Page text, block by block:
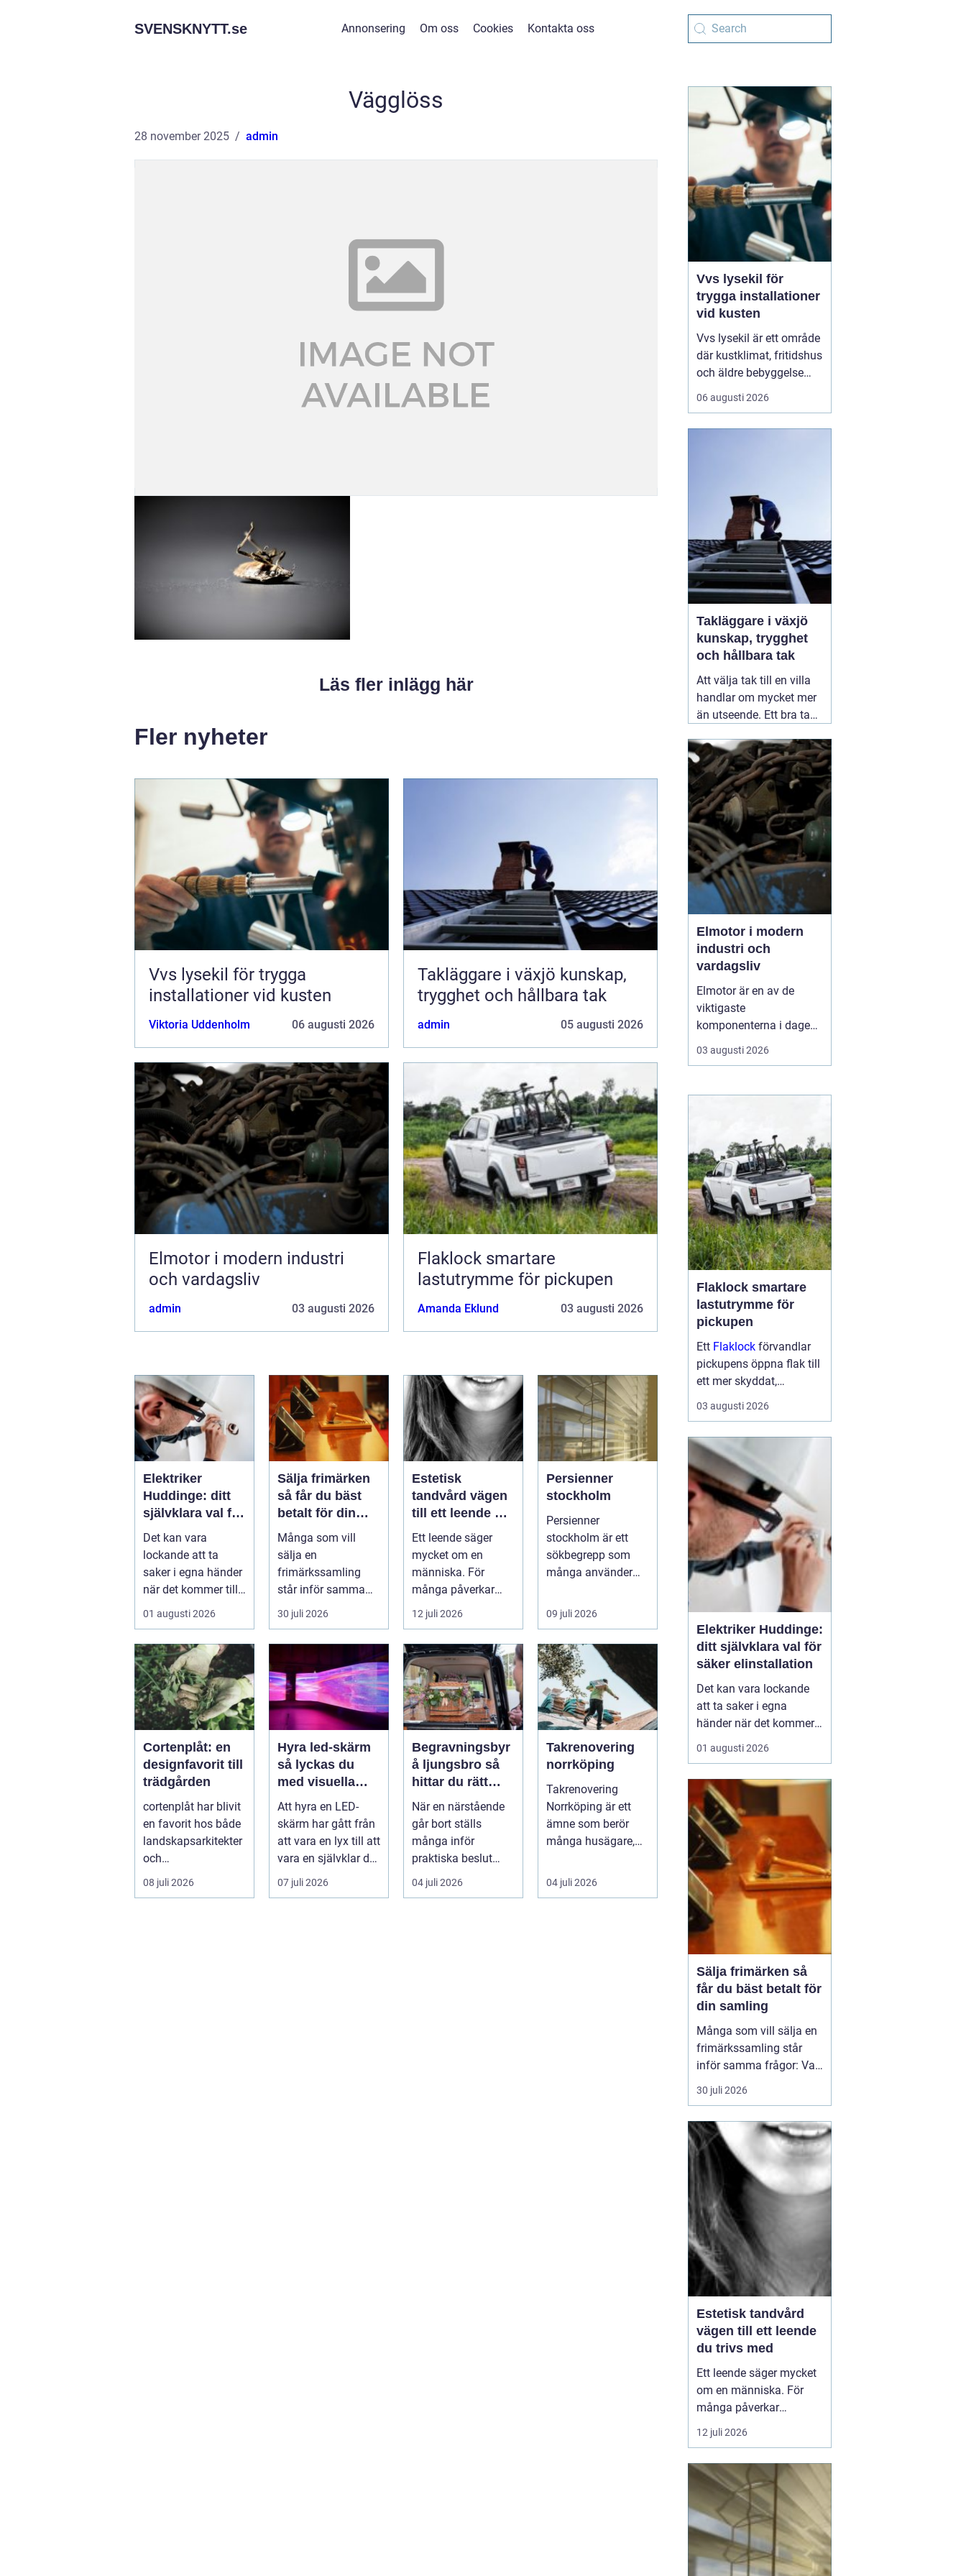
SVENSKNYTT.se Annonsering Om oss Cookies Kontakta oss
Vägglöss
28 november 2025 admin
Läs fler inlägg här
Fler nyheter
Vvs lysekil för trygga
installationer vid kusten
Viktoria Uddenholm 06 augusti 2026
Takläggare i växjö kunskap,
trygghet och hållbara tak
admin 05 augusti 2026
Elmotor i modern industri
och vardagsliv
admin 03 augusti 2026
Flaklock smartare
lastutrymme för pickupen
Amanda Eklund 03 augusti 2026
Elektriker
Huddinge: ditt
självklara val för
säker
elinstallation
Det kan vara
lockande att ta
saker i egna händer
när det kommer till
hemförbättr...
01 augusti 2026
Sälja frimärken
så får du bäst
betalt för din
samling
Många som vill
sälja en
frimärkssamling
står inför samma
frågor: Vad är
samlingen värd?
Var vänder m...
30 juli 2026
Estetisk
tandvård vägen
till ett leende du
trivs med
Ett leende säger
mycket om en
människa. För
många påverkar
tändernas utseende
både
självförtroendet ...
12 juli 2026
Persienner
stockholm
Persienner
stockholm är ett
sökbegrepp som
många använder
praktiska och
snygga so...
09 juli 2026
Cortenplåt: en
designfavorit till
trädgården
cortenplåt har blivit
en favorit hos både
landskapsarkitekter
och
trädgårdsentusiaste
r. Det är ett m...
08 juli 2026
Hyra led-skärm
så lyckas du
med visuella
upplevelser på
event
Att hyra en LED-
skärm har gått från
att vara en lyx till att
vara en självklar del
på många event,
m...
07 juli 2026
Begravningsbyr
å ljungsbro så
hittar du rätt
stöd i en svår tid
När en närstående
går bort ställs
många inför
praktiska beslut
mitt i sorgen. Frågor
om ceremoni, ju...
04 juli 2026
Takrenovering
norrköping
Takrenovering
Norrköping är ett
ämne som berör
många husägare,
gar och fastighets...
04 juli 2026
Vvs lysekil för
trygga installationer
vid kusten
Vvs lysekil är ett område
där kustklimat, fritidshus
och äldre bebyggelse
ställer extra höga krav
på rörarbeten,
av återkommande
säsongsproblem, akuta
läckage och behov...
06 augusti 2026
Takläggare i växjö
kunskap, trygghet
och hållbara tak
Att välja tak till en villa
handlar om mycket mer
än utseende. Ett bra tak
snö, blåst och fukt, och
påverkar både
inomhusklimat och
ekonomi. I en stad med
skiftande väder som
Växjö blir valet av
material, utförande05
augusti 2026
Elmotor i modern
industri och
vardagsliv
Elmotor är en av de
viktigaste
komponenterna i dagens
samhälle, från små
hushållsapparater till
En väl vald och rättskött
03 augusti 2026
Flaklock smartare
lastutrymme för
pickupen
Ett Flaklock förvandlar
pickupens öppna flak till
ett mer skyddat,
praktiskt och ibland
också mer bränslesnålt
är skillnaden tydlig
redan efter första
veckan: mindre stök,
torrar...
03 augusti 2026
Elektriker Huddinge:
ditt självklara val för
säker elinstallation
Det kan vara lockande
att ta saker i egna
händer när det kommer
till hemförbättringar,
men när det handlar om
alltid bäst att vända sig
till ett proffs. I Huddinge
finns det många ...
01 augusti 2026
Sälja frimärken så
får du bäst betalt för
din samling
Många som vill sälja en
frimärkssamling står
inför samma frågor: Vad
är samlingen värd? Var
vänder man sig? Och hur
för billigt? Oavsett om
samlingen är egen, ärvd
eller del av ett dödsbo
går det att skapa
ordning, få en rättvi...
30 juli 2026
Estetisk tandvård
vägen till ett leende
du trivs med
Ett leende säger mycket
om en människa. För
många påverkar
tändernas utseende
både självförtroendet
sociala situationer.
estetisk tandvård
handlar om att skapa
et...
12 juli 2026